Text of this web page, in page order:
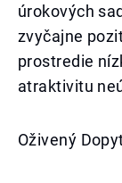
úrokových
zvyčajne
prostredie
atraktivitu
Oživený